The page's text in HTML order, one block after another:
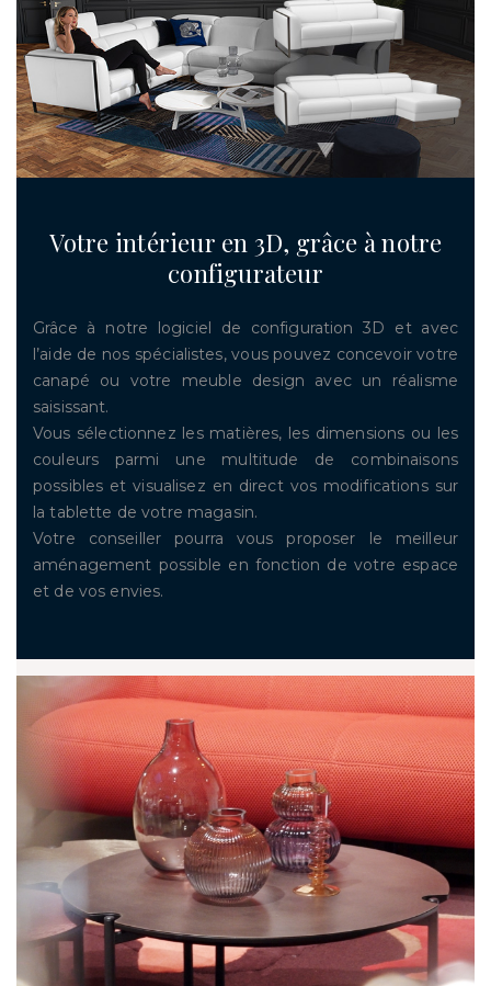
Votre intérieur en 3D, grâce à notre
configurateur
Grâce à notre logiciel de configuration 3D et avec
l’aide de nos spécialistes, vous pouvez concevoir votre
canapé ou votre meuble design avec un réalisme
saisissant.
Vous sélectionnez les matières, les dimensions ou les
couleurs parmi une multitude de combinaisons
possibles et visualisez en direct vos modifications sur
la tablette de votre magasin.
Votre conseiller pourra vous proposer le meilleur
aménagement possible en fonction de votre espace
et de vos envies.